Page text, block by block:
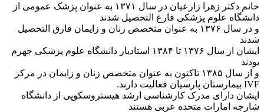
خانم دکتر زهرا زارعیان در سال ۱۳۷۱ به عنوان پزشک عمومی از
دانشگاه علوم پزشکی فارغ التحصیل شدند
و در سال ۱۳۷۶ به عنوان متخصص زنان و زایمان فارق التحصیل
شدند
ایشان از سال ۱۳۷۶ تا ۱۳۸۴ استادیار دانشگاه علوم پزشکی جهرم
بودند
و از سال ۱۳۸۵ تاکنون به عنوان متخصص زنان و زایمان در مرکز
IVF بیمارستان پارسیان فعالیت دارند.
ایشان دارای مدرک کارشناسی ارشد هیستروسکوپی از دانشگاه
شارجه امارات متحده عربی هستند